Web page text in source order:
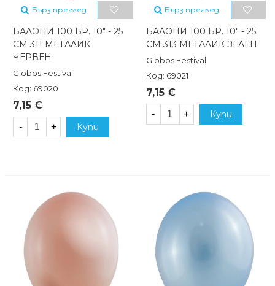
Бърз преглед
БАЛОНИ 100 БР. 10" - 25
СМ 311 МЕТАЛИК
ЧЕРВЕН
Globos Festival
Код: 69020
7,15 €
- + Купи
Бърз преглед
БАЛОНИ 100 БР. 10" - 25
СМ 313 МЕТАЛИК ЗЕЛЕН
Globos Festival
Код: 69021
7,15 €
- + Купи